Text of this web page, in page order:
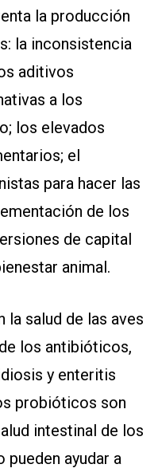
la producción
la inconsistencia
aditivos
a los
los elevados
el
para hacer las
de los
de capital
animal.
la salud de las aves
los antibióticos,
y enteritis
probióticos son
intestinal de los
ayudar a